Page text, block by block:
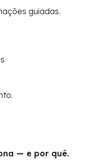
guiadas.
— e por quê.